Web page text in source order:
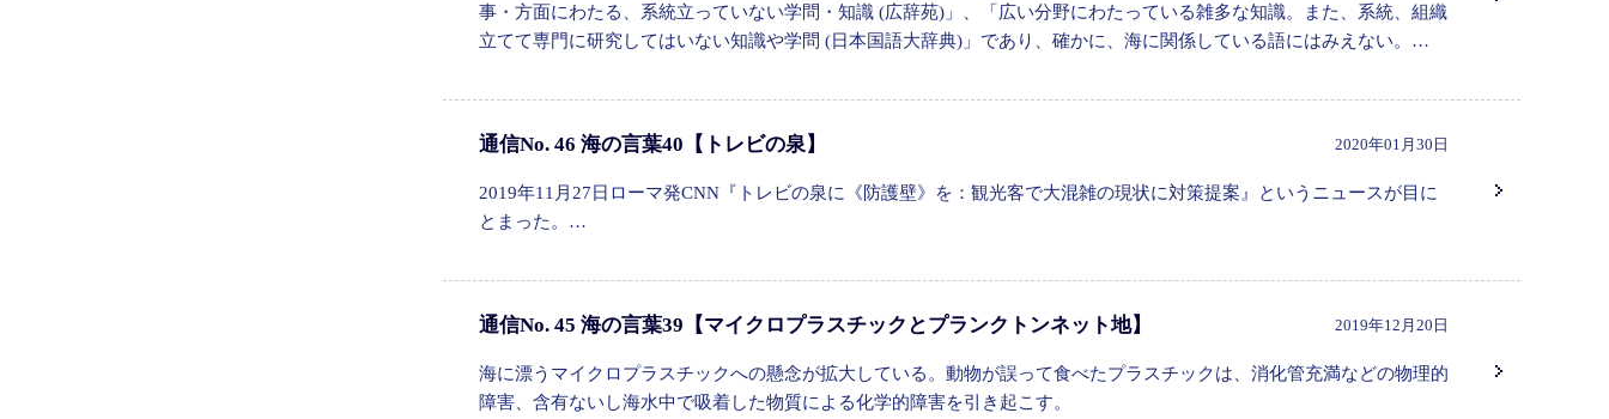
事・方面にわたる、系統立っていない学問・知識 (広辞苑)」、「広い分野にわたっている雑多な知識。また、系統、組織
立てて専門に研究してはいない知識や学問 (日本国語大辞典)」であり、確かに、海に関係している語にはみえない。…
通信No. 46 海の言葉40【トレビの泉】 2020年01月30日
2019年11月27日ローマ発CNN『トレビの泉に《防護壁》を：観光客で大混雑の現状に対策提案』というニュースが目に
とまった。…
通信No. 45 海の言葉39【マイクロプラスチックとプランクトンネット地】 2019年12月20日
海に漂うマイクロプラスチックへの懸念が拡大している。動物が誤って食べたプラスチックは、消化管充満などの物理的
障害、含有ないし海水中で吸着した物質による化学的障害を引き起こす。